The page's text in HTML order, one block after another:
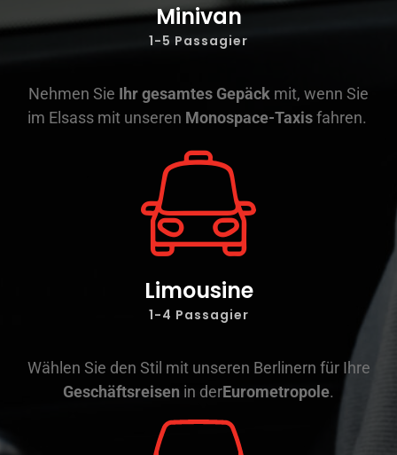
Minivan
1-5 Passagier
Nehmen Sie Ihr gesamtes Gepäck mit, wenn Sie
im Elsass mit unseren Monospace-Taxisfahren.
Limousine
1-4 Passagier
Wählen Sie den Stil mit unseren Berlinern für Ihre
Geschäftsreisen in derEurometropole.